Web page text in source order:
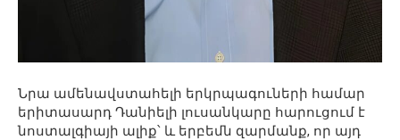
Նրա ամենավստահելի երկրպագուների համար
երիտասարդ Դանիելի լուսանկարը հարուցում է
նոստալգիայի ալիք՝ և երբեմն զարմանք, որ այդ